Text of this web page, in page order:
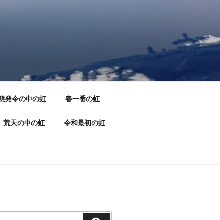
発令の中の虹 春一番の虹
荒天の中の虹 令和最初の虹